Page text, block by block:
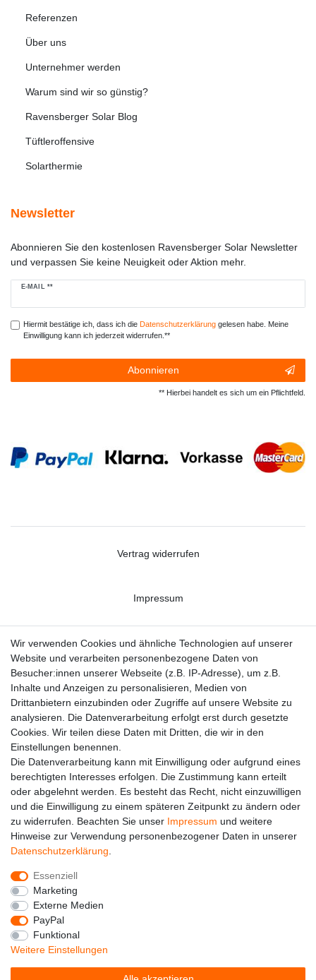
Referenzen
Über uns
Unternehmer werden
Warum sind wir so günstig?
Ravensberger Solar Blog
Tüftleroffensive
Solarthermie
Newsletter
Abonnieren Sie den kostenlosen Ravensberger Solar Newsletter
und verpassen Sie keine Neuigkeit oder Aktion mehr.
E-MAIL **
Newsletter
Hiermit bestätige ich, dass ich die Daten­schutz­erklärunggelesen habe. Meine
Einwilligung kann ich jederzeit widerrufen.**
Abonnieren
** Hierbei handelt es sich um ein Pflichtfeld.
Vertrag widerrufen
Impressum
Datenschutzerklärung
Kontakt
Alle auf dieser Webseite dargestellten Produkte und
Produktinformationen dienen ausschließlich der
allgemeinen Information. Es wird darauf hingewiesen, dass
Abweichungen zwischen den auf der Webseite
dargestellten Produkten und den tatsächlich gelieferten
Modellen möglich sind.
Die auf der Webseite gezeigten Abbildungen,
Spezifikationen und Beschreibungen können Änderungen
unterliegen und stellen nicht notwendigerweise die finalen
Wir verwenden Cookies und ähnliche Technologien auf unserer
Website und verarbeiten personenbezogene Daten von
Besucher:innen unserer Webseite (z.B. IP-Adresse), um z.B.
Inhalte und Anzeigen zu personalisieren, Medien von
Drittanbietern einzubinden oder Zugriffe auf unsere Website zu
analysieren. Die Datenverarbeitung erfolgt erst durch gesetzte
Cookies. Wir teilen diese Daten mit Dritten, die wir in den
Einstellungen benennen.
Die Datenverarbeitung kann mit Einwilligung oder aufgrund eines
berechtigten Interesses erfolgen. Die Zustimmung kann erteilt
oder abgelehnt werden. Es besteht das Recht, nicht einzuwilligen
und die Einwilligung zu einem späteren Zeitpunkt zu ändern oder
zu widerrufen. Beachten Sie unser Impressum und weitere
Hinweise zur Verwendung personenbezogener Daten in unserer
Daten­schutz­erklärung
Essenziell
Marketing
Externe Medien
PayPal
Funktional
Weitere Einstellungen